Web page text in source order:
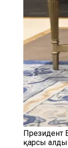
Президент
қарсы алды